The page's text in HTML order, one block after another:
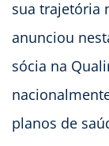
sua trajetória
anunciou
sócia na
planos de